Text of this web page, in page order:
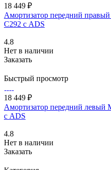
18 449 ₽
Амортизатор передний
C292 с ADS
4.8
Нет в наличии
Заказать
Быстрый просмотр
18 449 ₽
Амортизатор передний левый
с ADS
4.8
Нет в наличии
Заказать